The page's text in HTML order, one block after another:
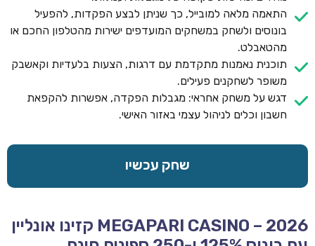
התאמה מלאה למובייל, כך שניתן לבצע הפקדות, להפעיל
בונוסים ולשחק במשחקים המועדפים ישירות מהטלפון החכם או
מהטאבלט.
תוכנית נאמנות מתקדמת עם דרגות, הצעות בלעדיות וקאשבק
משופר לשחקנים פעילים.
דגש על משחק אחראי: מגבלות הפקדה, אפשרות להקפאת
חשבון וכלים לניהול עצמי באזור האישי.
שחק עכשיו
MEGAPARI CASINO – 2026 קזינו אונליין